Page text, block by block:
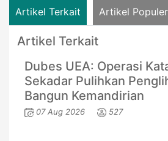
Artikel Terkait Artikel Populer
Artikel Terkait
Dubes UEA: Operasi
Sekadar Pulihkan
Bangun Kemandirian
07 Aug 2026 527